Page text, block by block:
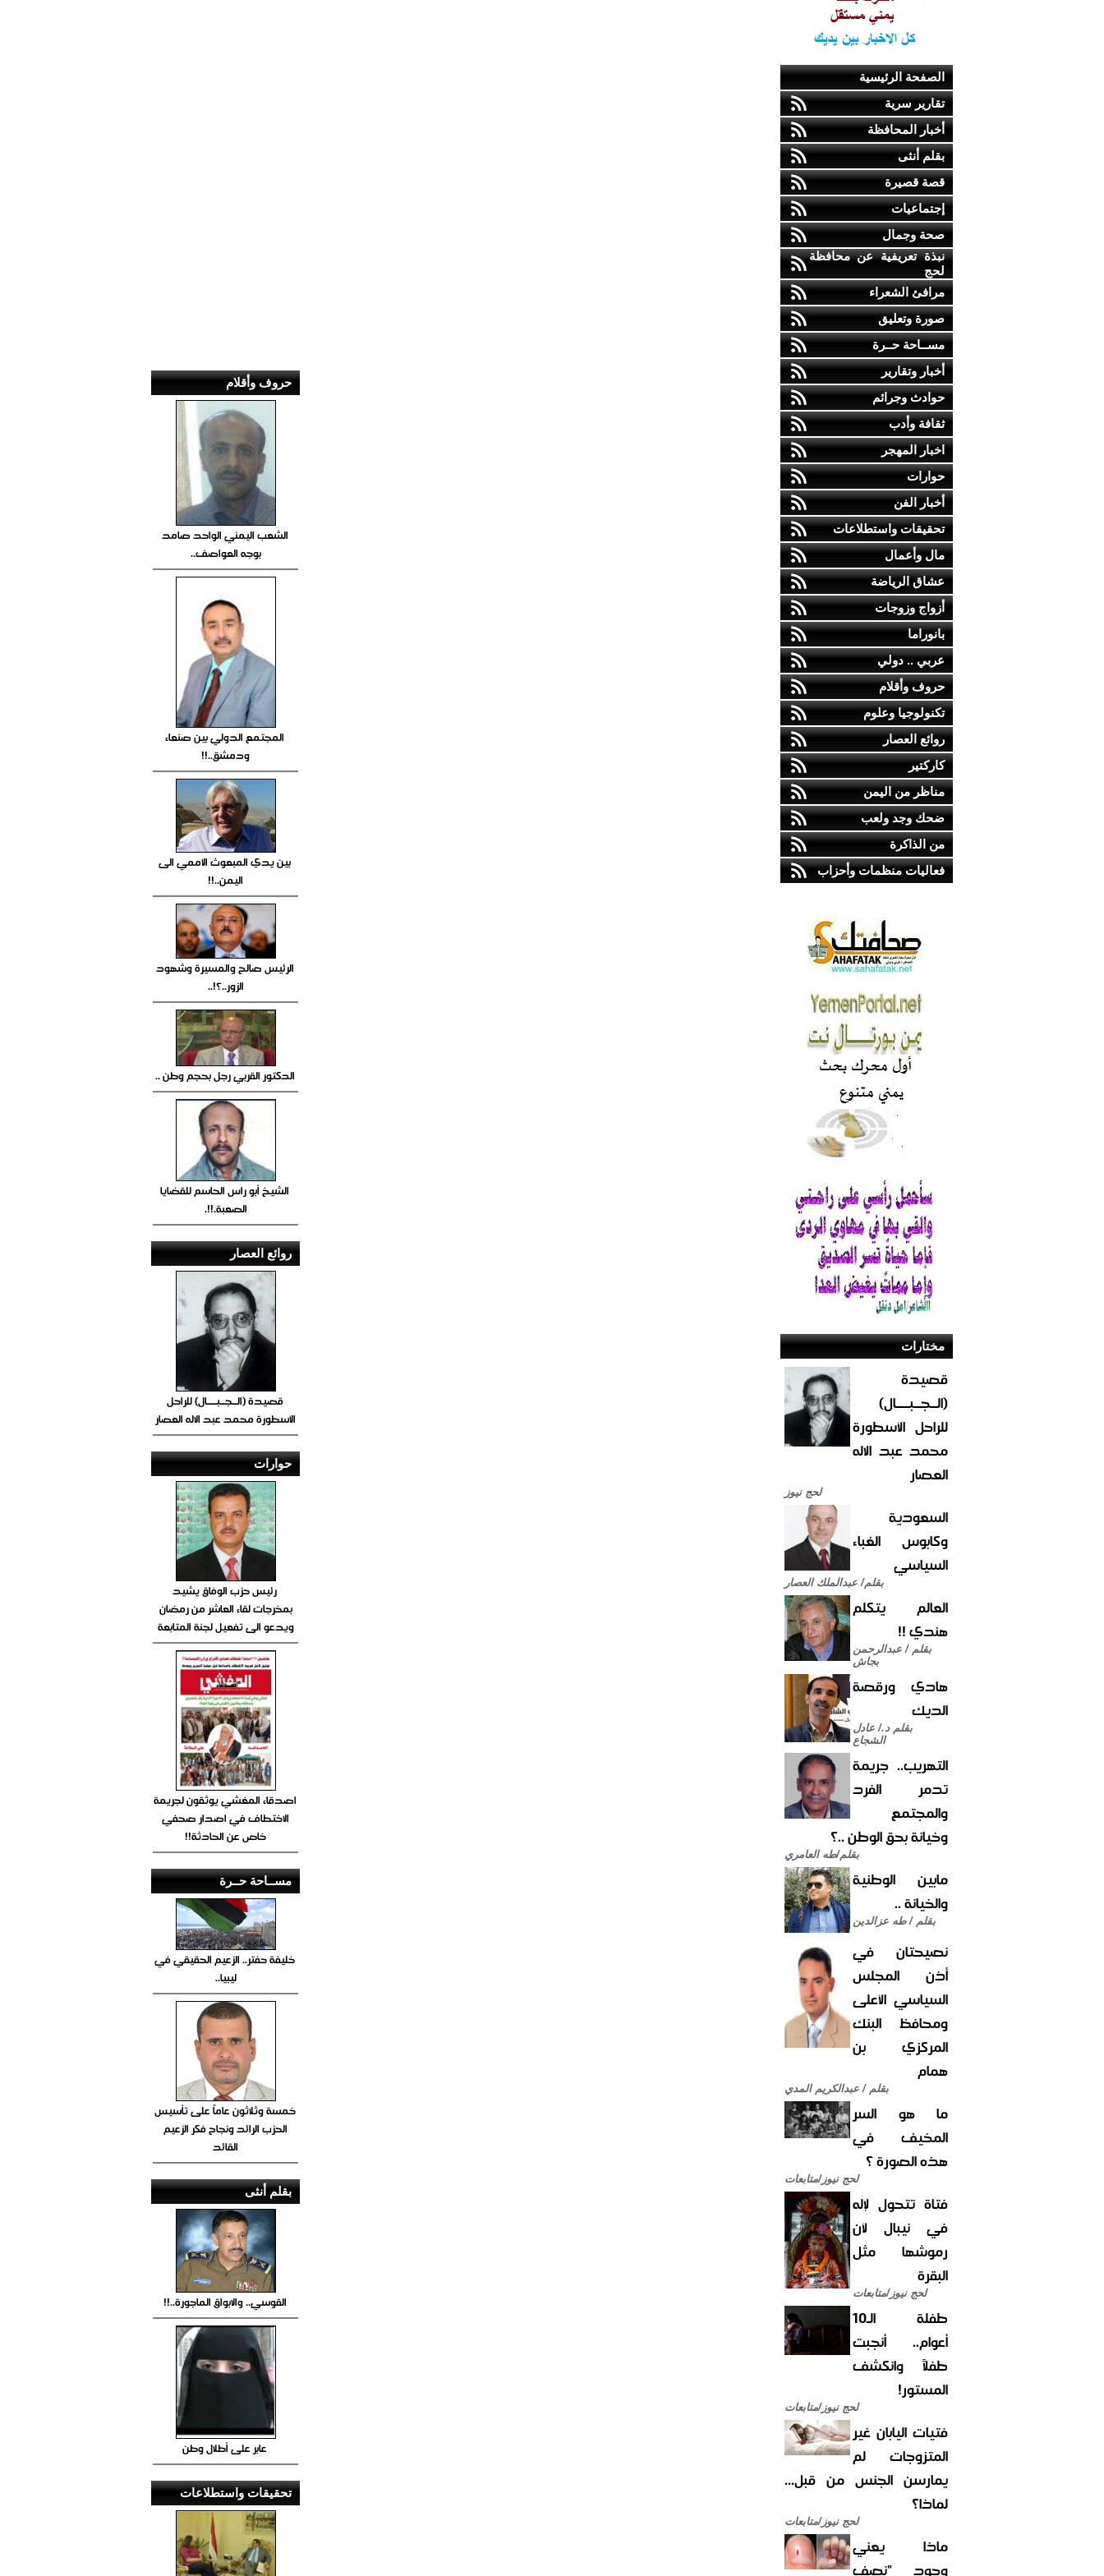
الصفحة الرئيسية
تقارير سرية
أخبار المحافظة
بقلم أنثى
قصة قصيرة
إجتماعيات
صحة وجمال
نبذة تعريفية عن محافظة
لحج
مرافئ الشعراء
صورة وتعليق
مســاحة حــرة
أخبار وتقارير
حوادث وجرائم
ثقافة وأدب
اخبار المهجر
حوارات
أخبار الفن
تحقيقات واستطلاعات
مال وأعمال
عشاق الرياضة
أزواج وزوجات
بانوراما
عربي .. دولي
حروف وأقلام
تكنولوجيا وعلوم
روائع العصار
كاركتير
مناظر من اليمن
ضحك وجد ولعب
من الذاكرة
فعاليات منظمات وأحزاب
مختارات
قصيدة
(الــجــبــــال)
للراحل الأسطورة
محمد عبد الاله
العصار
لحج نيوز
السعودية
وكابوس الغباء
السياسي
بقلم/ عبدالملك العصار
العالم يتكلم
هندي !!
بقلم / عبدالرحمن
بجاش
هادي ورقصة
الديك
بقلم د./ عادل
الشجاع
التهريب.. جريمة
تدمر الفرد
والمجتمع
وخيانة بحق الوطن ..؟
بقلم/طه العامري
مابين الوطنية
والخيانة ..
بقلم / طه عزالدين
نصيحتان في
أذن المجلس
السياسي الأعلى
ومحافظ البنك
المركزي بن
همام
بقلم / عبدالكريم المدي
ما هو السر
المخيف في
هذه الصورة ؟
لحج نيوز/متابعات
فتاة تتحول لإله
في نيبال لأن
رموشها مثل
البقرة
لحج نيوز/متابعات
طفلة الـ10
أعوام.. أنجبت
طفلاً وانكشف
المستور!
لحج نيوز/متابعات
فتيات اليابان غير
المتزوجات لم
يمارسن الجنس من قبل...
لماذا؟
لحج نيوز/متابعات
ماذا يعني
وجود "نصف
حروف وأقلام
الشعب اليمني الواحد صامد
بوجه العواصف..
المجتمع الدولي بين صنعاء
ودمشق..!!
بين يدي المبعوث الأممي الى
اليمن..!!
الرئيس صالح والمسيرة وشهود
الزور..؟!..
الدكتور القربي رجل بحجم وطن ..
الشيخ أبو راس الحاسم للقضايا
الصعبة.!!.
روائع العصار
قصيدة (الــجــبــــال) للراحل
الأسطورة محمد عبد الاله العصار
حوارات
رئيس حزب الوفاق يشيد
بمخرجات لقاء العاشر من رمضان
ويدعو الى تفعيل لجنة المتابعة
اصدقاء المغشي يوثقون لجريمة
الاختطاف في اصدار صحفي
خاص عن الحادثة!!
مســاحة حــرة
خليفة حفتر.. الزعيم الحقيقي في
ليبيا..
خمسة وثلاثون عاماً على تأسيس
الحزب الرائد ونجاح فكر الزعيم
القائد
بقلم أنثى
القوسي.. والابواق الماجورة..!!
عابر على أطلال وطن
تحقيقات واستطلاعات